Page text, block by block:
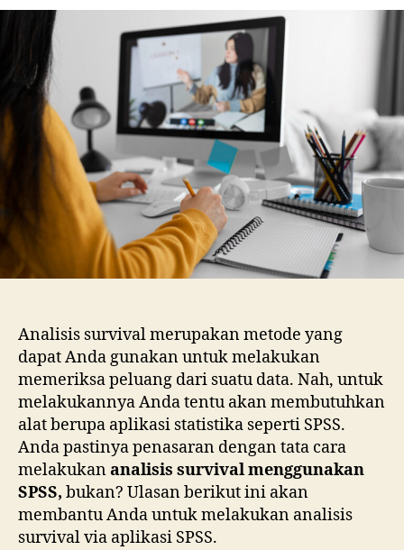
Analisis
Survival
Menggunakan
SPSS
Analisis survival merupakan metode yang
dapat Anda gunakan untuk melakukan
memeriksa peluang dari suatu data. Nah, untuk
melakukannya Anda tentu akan membutuhkan
alat berupa aplikasi statistika seperti SPSS.
Anda pastinya penasaran dengan tata cara
melakukananalisis survival menggunakan
SPSS, bukan? Ulasan berikut ini akan
membantu Anda untuk melakukan analisis
survival via aplikasi SPSS.